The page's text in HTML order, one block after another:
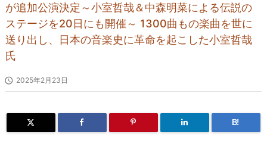
が追加公演決定～小室哲哉＆中森明菜による伝説の
ステージを20日にも開催～ 1300曲もの楽曲を世に
送り出し、日本の音楽史に革命を起こした小室哲哉
氏
 2025年2月23日
B!